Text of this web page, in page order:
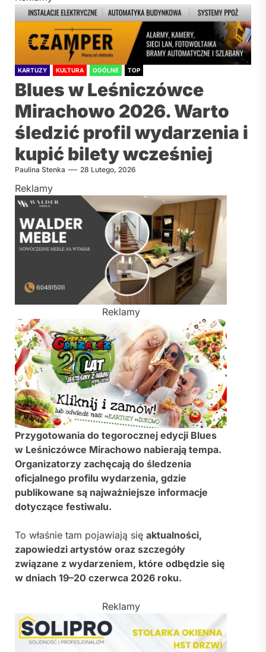
KARTUZY KULTURA OGÓLNE TOP
Blues w Leśniczówce
Mirachowo 2026. Warto
śledzić profil wydarzenia i
kupić bilety wcześniej
Paulina Stenka 28 Lutego, 2026
Reklamy
Reklamy
Przygotowania do tegorocznej edycji Blues
w Leśniczówce Mirachowo nabierają tempa.
Organizatorzy zachęcają do śledzenia
oficjalnego profilu wydarzenia, gdzie
publikowane są najważniejsze informacje
dotyczące festiwalu.
To właśnie tam pojawiają się aktualności,
zapowiedzi artystów oraz szczegóły
związane z wydarzeniem, które odbędzie się
w dniach 19–20 czerwca 2026 roku.
Reklamy